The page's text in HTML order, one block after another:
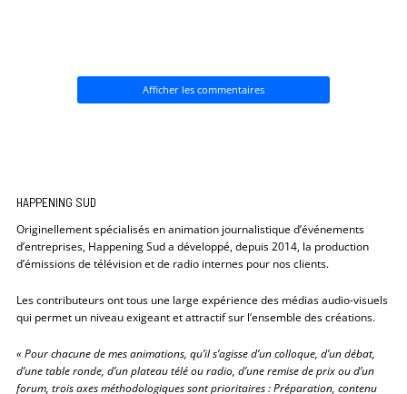
Afficher les commentaires
HAPPENING SUD
Originellement spécialisés en animation journalistique d’événements
d’entreprises, Happening Sud a développé, depuis 2014, la production
d’émissions de télévision et de radio internes pour nos clients.
Les contributeurs ont tous une large expérience des médias audio-visuels
qui permet un niveau exigeant et attractif sur l’ensemble des créations.
« Pour chacune de mes animations, qu’il s’agisse d’un colloque, d’un débat,
d’une table ronde, d’un plateau télé ou radio, d’une remise de prix ou d’un
forum, trois axes méthodologiques sont prioritaires : Préparation, contenu